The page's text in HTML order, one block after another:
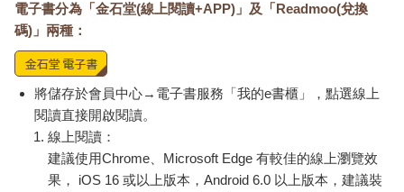
電子書分為「金石堂(線上閱讀+APP)」及「Readmoo(兌換
碼)」兩種：
將儲存於會員中心→電子書服務「我的e書櫃」，點選線上
閱讀直接開啟閱讀。
線上閱讀：
建議使用Chrome、Microsoft Edge 有較佳的線上瀏覽效
果， iOS 16 或以上版本，Android 6.0 以上版本，建議裝